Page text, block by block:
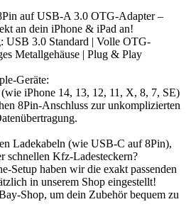
auf USB-A 3.0 OTG-Adapter –
an dein iPhone & iPad an!
USB 3.0 Standard | Volle OTG-
Metallgehäuse | Plug & Play
Geräte:
iPhone 14, 13, 12, 11, X, 8, 7, SE)
8Pin-Anschluss zur unkomplizierten
Ladekabeln (wie USB-C auf 8Pin),
schnellen Kfz-Ladesteckern?
Setup haben wir die exakt passenden
in unserem Shop eingestellt!
Shop, um dein Zubehör bequem zu